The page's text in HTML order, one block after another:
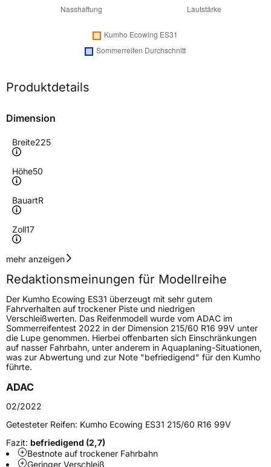
Produktdetails
Dimension
Breite225
Höhe50
BauartR
Zoll17
Geschwindigkeitsindex
Höchstgeschwindigkeit
270 km/h
Lastindex98
Höchstlast750 kg
Gewicht (in kg)10,59 kg
Fahrzeugtyp
VerwendungSommerreifen
ModellnameEcowing ES31
FahrzeugartPKW & SUV
mehr anzeigen
Redaktionsmeinungen für Modellreihe
Der Kumho Ecowing ES31 überzeugt mit sehr gutem
Fahrverhalten auf trockener Piste und niedrigen
Verschleißwerten. Das Reifenmodell wurde vom ADAC im
Sommerreifentest 2022 in der Dimension 215/60 R16 99V unter
die Lupe genommen. Hierbei offenbarten sich Einschränkungen
auf nasser Fahrbahn, unter anderem in Aquaplaning-Situationen,
was zur Abwertung und zur Note "befriedigend" für den Kumho
führte.
ADAC
02/2022
Getesteter Reifen: Kumho Ecowing ES31 215/60 R16 99V
Fazit: befriedigend (2,7)
Bestnote auf trockener Fahrbahn
Geringer Verschleiß